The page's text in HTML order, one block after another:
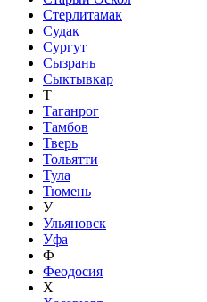
Стерлитамак
Судак
Сургут
Сызрань
Сыктывкар
Т
Таганрог
Тамбов
Тверь
Тольятти
Тула
Тюмень
У
Ульяновск
Уфа
Ф
Феодосия
Х